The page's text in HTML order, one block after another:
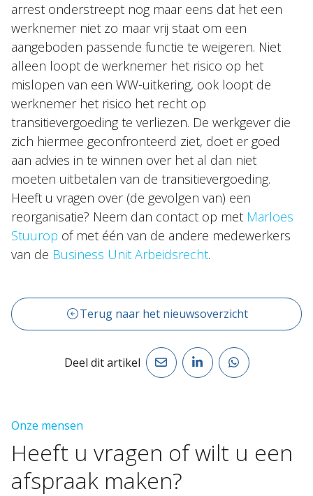
arrest onderstreept nog maar eens dat het een
werknemer niet zo maar vrij staat om een
aangeboden passende functie te weigeren. Niet
alleen loopt de werknemer het risico op het
mislopen van een WW-uitkering, ook loopt de
werknemer het risico het recht op
transitievergoeding te verliezen. De werkgever die
zich hiermee geconfronteerd ziet, doet er goed
aan advies in te winnen over het al dan niet
moeten uitbetalen van de transitievergoeding.
Heeft u vragen over (de gevolgen van) een
reorganisatie? Neem dan contact op met Marloes
Stuurop of met één van de andere medewerkers
van de Business Unit Arbeidsrecht.
Terug naar het nieuwsoverzicht
Deel dit artikel
Onze mensen
Heeft u vragen ofwilt u een
afspraak maken?